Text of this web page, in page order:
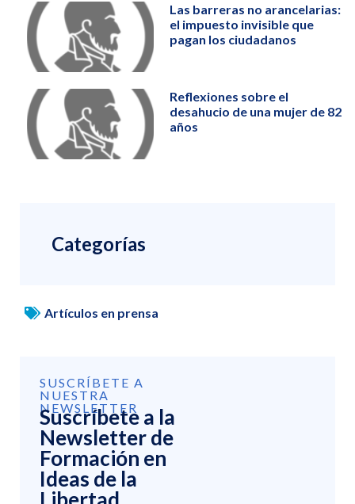
Las barreras no arancelarias:
el impuesto invisible que
pagan los ciudadanos
Reflexiones sobre el
desahucio de una mujer de 82
años
Categorías
Artículos en prensa
SUSCRÍBETE A
NUESTRA
NEWSLETTER
Suscríbete a la
Newsletter de
Formación en
Ideas de la